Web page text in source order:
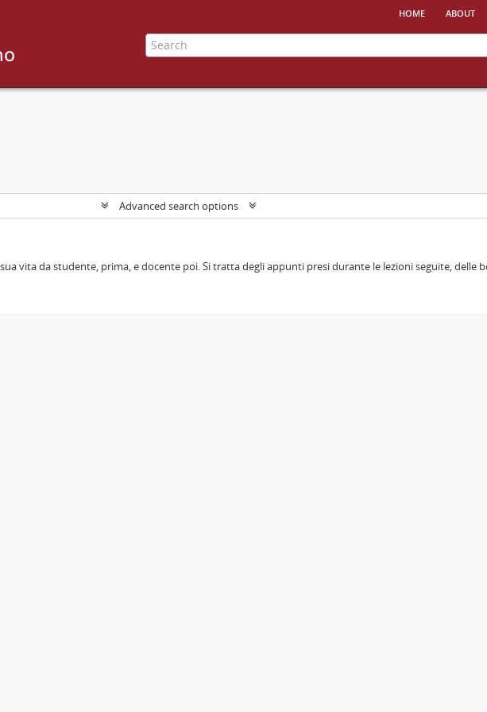
home about
Advanced search options
vita da studente, prima, e docente poi. Si tratta degli appunti presi durante le lezioni seguite, delle